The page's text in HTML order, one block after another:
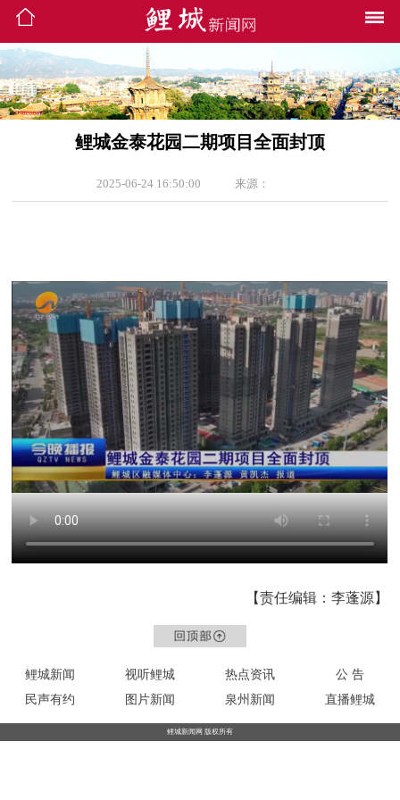
鲤城金泰花园二期项目全面封顶
2025-06-24 16:50:00 来源：
【责任编辑：李蓬源】
鲤城新闻 视听鲤城 热点资讯
公 告
民声有约
图片新闻 泉州新闻 直播鲤城
鲤城新闻网 版权所有